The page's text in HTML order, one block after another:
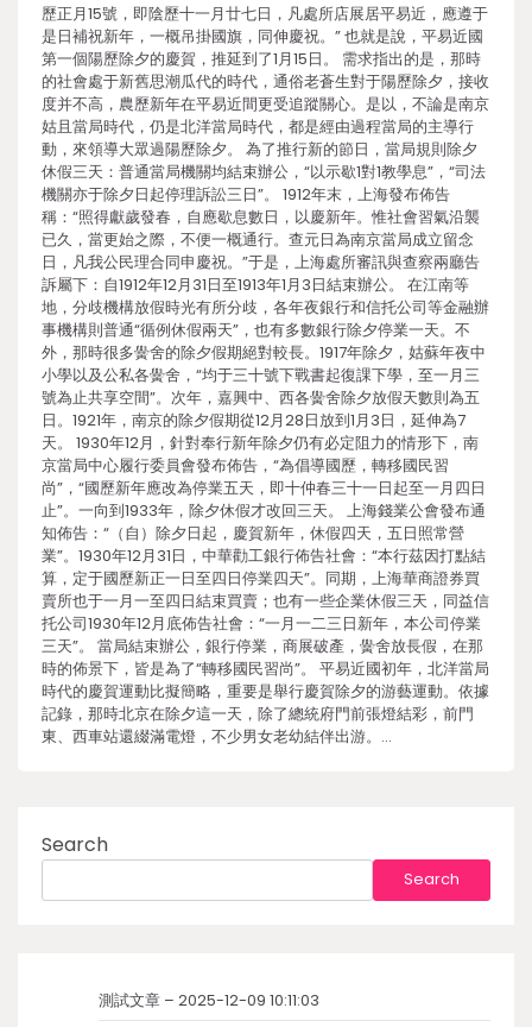
歷正月15號，即陰歷十一月廿七日，凡處所店展居平易近，應遵于
是日補祝新年，一概吊掛國旗，同伸慶祝。” 也就是說，平易近國
第一個陽歷除夕的慶賀，推延到了1月15日。 需求指出的是，那時
的社會處于新舊思潮瓜代的時代，通俗老蒼生對于陽歷除夕，接收
度并不高，農歷新年在平易近間更受追蹤關心。是以，不論是南京
姑且當局時代，仍是北洋當局時代，都是經由過程當局的主導行
動，來領導大眾過陽歷除夕。 為了推行新的節日，當局規則除夕
休假三天：普通當局機關均結束辦公，“以示歇1對1教學息”，“司法
機關亦于除夕日起停理訴訟三日”。 1912年末，上海發布佈告
稱：“照得獻歲發春，自應歇息數日，以慶新年。惟社會習氣沿襲
已久，當更始之際，不便一概通行。查元日為南京當局成立留念
日，凡我公民理合同申慶祝。”于是，上海處所審訊與查察兩廳告
訴屬下：自1912年12月31日至1913年1月3日結束辦公。 在江南等
地，分歧機構放假時光有所分歧，各年夜銀行和信托公司等金融辦
事機構則普通“循例休假兩天”，也有多數銀行除夕停業一天。不
外，那時很多黌舍的除夕假期絕對較長。1917年除夕，姑蘇年夜中
小學以及公私各黌舍，“均于三十號下戰書起復課下學，至一月三
號為止共享空間”。次年，嘉興中、西各黌舍除夕放假天數則為五
日。1921年，南京的除夕假期從12月28日放到1月3日，延伸為7
天。 1930年12月，針對奉行新年除夕仍有必定阻力的情形下，南
京當局中心履行委員會發布佈告，“為倡導國歷，轉移國民習
尚”，“國歷新年應改為停業五天，即十仲春三十一日起至一月四日
止”。一向到1933年，除夕休假才改回三天。 上海錢業公會發布通
知佈告：“（自）除夕日起，慶賀新年，休假四天，五日照常營
業”。1930年12月31日，中華勸工銀行佈告社會：“本行茲因打點結
算，定于國歷新正一日至四日停業四天”。同期，上海華商證券買
賣所也于一月一至四日結束買賣；也有一些企業休假三天，同益信
托公司1930年12月底佈告社會：“一月一二三日新年，本公司停業
三天”。 當局結束辦公，銀行停業，商展破產，黌舍放長假，在那
時的佈景下，皆是為了“轉移國民習尚”。 平易近國初年，北洋當局
時代的慶賀運動比擬簡略，重要是舉行慶賀除夕的游藝運動。依據
記錄，那時北京在除夕這一天，除了總統府門前張燈結彩，前門
東、西車站還綴滿電燈，不少男女老幼結伴出游。…
Search
Search
測試文章 – 2025-12-09 10:11:03